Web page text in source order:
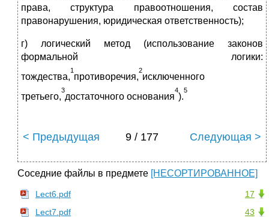
права, структура правоотношения, состав
правонарушения, юридическая ответственность);
г) логический метод (использование законов
формальной логики:
тождества,
1
противоречия,
2
исключенного
третьего,
3
достаточного основания
4
).
5
< Предыдущая 9 / 177 Следующая >
Соседние файлы в предмете [НЕСОРТИРОВАННОЕ]
17
Lect6.pdf
43
Lect7.pdf